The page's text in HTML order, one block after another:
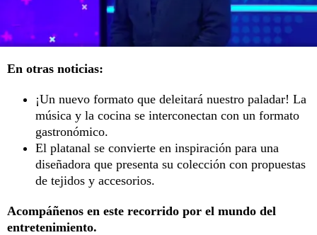
En otras noticias:
¡Un nuevo formato que deleitará nuestro paladar! La
música y la cocina se interconectan con un formato
gastronómico.
El platanal se convierte en inspiración para una
diseñadora que presenta su colección con propuestas
de tejidos y accesorios.
Acompáñenos en este recorrido por el mundo del
entretenimiento.